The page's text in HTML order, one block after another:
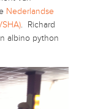
Nederlandse
. Richard
albino python